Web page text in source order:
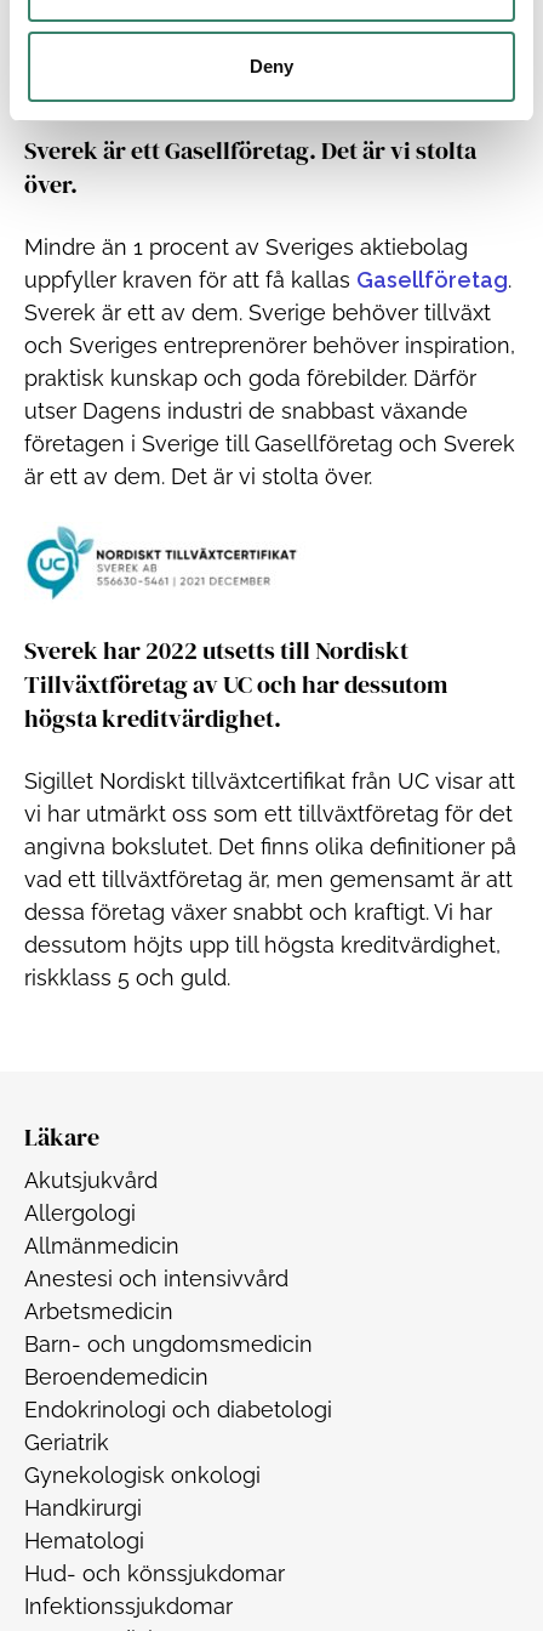
Deny
Sverek är ett Gasellföretag. Det är vi stolta
över.
Mindre än 1 procent av Sveriges aktiebolag
uppfyller kraven för att få kallas Gasellföretag.
Sverek är ett av dem. Sverige behöver tillväxt
och Sveriges entreprenörer behöver inspiration,
praktisk kunskap och goda förebilder. Därför
utser Dagens industri de snabbast växande
företagen i Sverige till Gasellföretag och Sverek
är ett av dem. Det är vi stolta över.
Sverek har 2022 utsetts till Nordiskt
Tillväxtföretag av UC och har dessutom
högsta kreditvärdighet.
Sigillet Nordiskt tillväxtcertifikat från UC visar att
vi har utmärkt oss som ett tillväxtföretag för det
angivna bokslutet. Det finns olika definitioner på
vad ett tillväxtföretag är, men gemensamt är att
dessa företag växer snabbt och kraftigt. Vi har
dessutom höjts upp till högsta kreditvärdighet,
riskklass 5 och guld.
Läkare
Akutsjukvård
Allergologi
Allmänmedicin
Anestesi och intensivvård
Arbetsmedicin
Barn- och ungdomsmedicin
Beroendemedicin
Endokrinologi och diabetologi
Geriatrik
Gynekologisk onkologi
Handkirurgi
Hematologi
Hud- och könssjukdomar
Infektionssjukdomar